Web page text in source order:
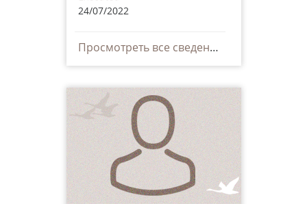
24/07/2022
Просмотреть все сведения